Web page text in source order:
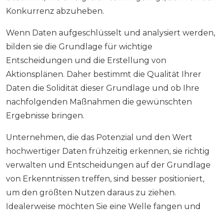
Konkurrenz abzuheben.
Wenn Daten aufgeschlüsselt und analysiert werden,
bilden sie die Grundlage für wichtige
Entscheidungen und die Erstellung von
Aktionsplänen. Daher bestimmt die Qualität Ihrer
Daten die Solidität dieser Grundlage und ob Ihre
nachfolgenden Maßnahmen die gewünschten
Ergebnisse bringen.
Unternehmen, die das Potenzial und den Wert
hochwertiger Daten frühzeitig erkennen, sie richtig
verwalten und Entscheidungen auf der Grundlage
von Erkenntnissen treffen, sind besser positioniert,
um den größten Nutzen daraus zu ziehen.
Idealerweise möchten Sie eine Welle fangen und